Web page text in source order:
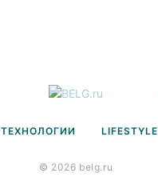
ТЕХНОЛОГИИ LIFESTYLE
© 2026 belg.ru